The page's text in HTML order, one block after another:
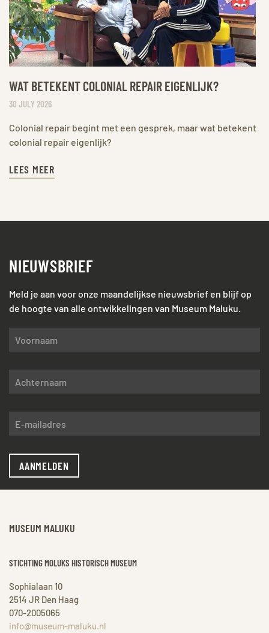
WAT BETEKENT COLONIAL REPAIR EIGENLIJK?
30 JULY 2026
Colonial repair begint met een gesprek, maar wat betekent
colonial repair eigenlijk?
LEES MEER
NIEUWSBRIEF
Meld je aan voor onze maandelijkse nieuwsbrief en blijf op
de hoogte van alle ontwikkelingen van Museum Maluku.
AANMELDEN
MUSEUM MALUKU
STICHTING MOLUKS HISTORISCH MUSEUM
Sophialaan 10
2514 JR Den Haag
070-2005065
info@museum-maluku.nl